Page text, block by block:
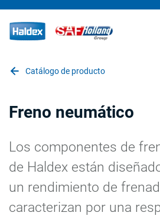
Catálogo de producto
Freno neumático
Los componentes de
de Haldex están
un rendimiento de
caracterizan por una